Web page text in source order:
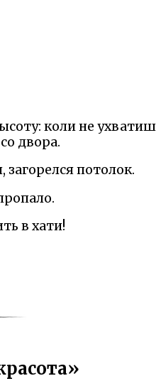
коли не
двора.
потолок.
в хати!